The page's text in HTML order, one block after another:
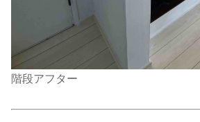
階段アフター